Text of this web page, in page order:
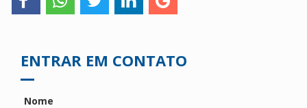
ENTRAR EM CONTATO
Nome